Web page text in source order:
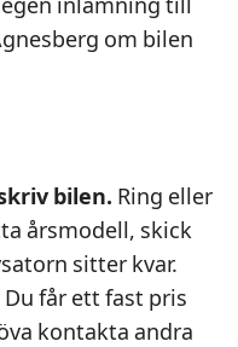
inlämning till
om bilen
bilen. Ring eller
årsmodell, skick
sitter kvar.
Du får ett fast pris
kontakta andra